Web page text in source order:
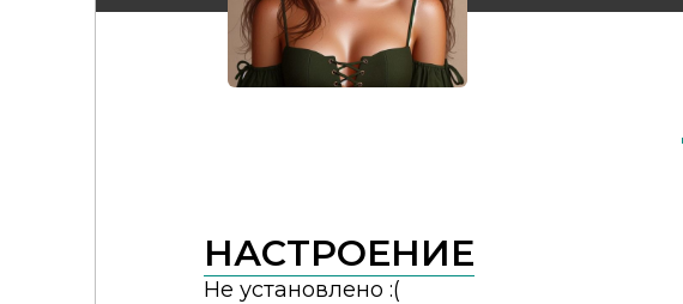
НАСТРОЕНИЕ
Не установлено :(